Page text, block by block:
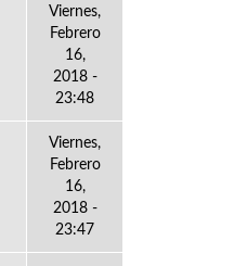
Viernes,
Febrero
16,
2018 -
23:48
Viernes,
Febrero
16,
2018 -
23:47